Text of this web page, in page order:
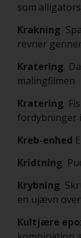
som
Krakning
revner
Kratering
malingfilmen
Kratering
fordybninger
Kreb-enhed
Kridtning
Krybning
en ujævn
Kultjære